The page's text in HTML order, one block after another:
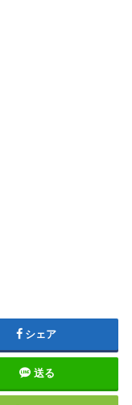
シェア
送る